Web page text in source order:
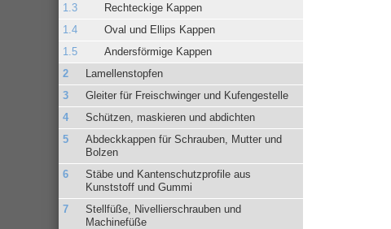
Rechteckige Kappen
Oval und Ellips Kappen
Andersförmige Kappen
Lamellenstopfen
Gleiter für Freischwinger und Kufengestelle
Schützen, maskieren und abdichten
Abdeckkappen für Schrauben, Mutter und
Bolzen
Stäbe und Kantenschutzprofile aus
Kunststoff und Gummi
Stellfüße, Nivellierschrauben und
Machinefüße